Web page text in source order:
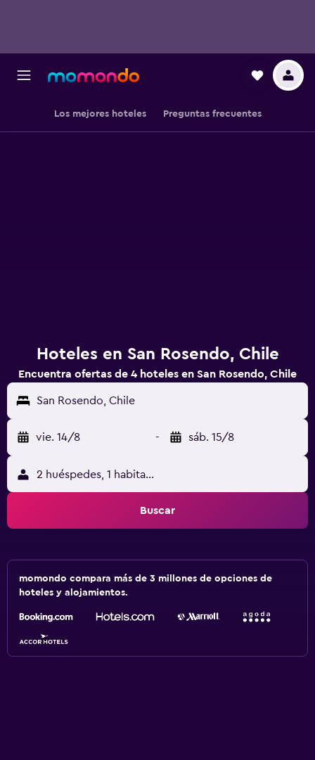
Los mejores hoteles Preguntas frecuentes
Hoteles en San Rosendo, Chile
Encuentra ofertas de 4 hoteles en San Rosendo, Chile
San Rosendo, Chile
vie. 14/8 - sáb. 15/8
2 huéspedes, 1 habitación
Buscar
momondo compara más de 3 millones de opciones de
hoteles y alojamientos.